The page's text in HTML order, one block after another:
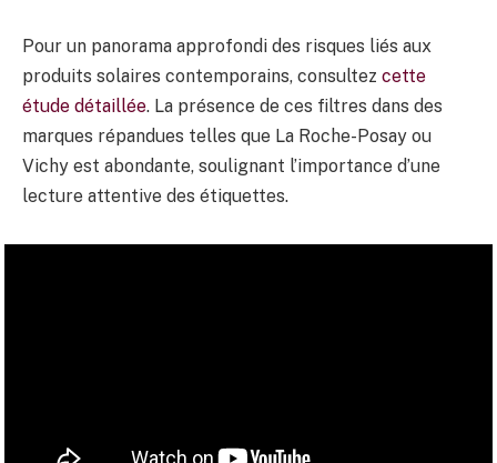
Pour un panorama approfondi des risques liés aux
produits solaires contemporains, consultez cette
étude détaillée. La présence de ces filtres dans des
marques répandues telles que La Roche-Posay ou
Vichy est abondante, soulignant l’importance d’une
lecture attentive des étiquettes.